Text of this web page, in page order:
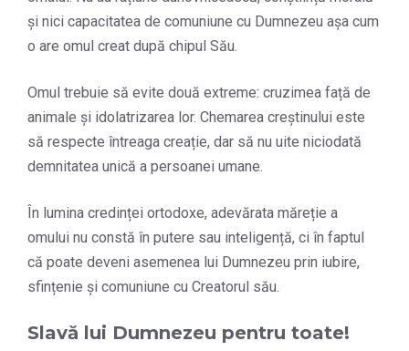
și nici capacitatea de comuniune cu Dumnezeu așa cum
o are omul creat după chipul Său.
Omul trebuie să evite două extreme: cruzimea față de
animale și idolatrizarea lor. Chemarea creștinului este
să respecte întreaga creație, dar să nu uite niciodată
demnitatea unică a persoanei umane.
În lumina credinței ortodoxe, adevărata măreție a
omului nu constă în putere sau inteligență, ci în faptul
că poate deveni asemenea lui Dumnezeu prin iubire,
sfințenie și comuniune cu Creatorul său.
Slavă lui Dumnezeu pentru toate!